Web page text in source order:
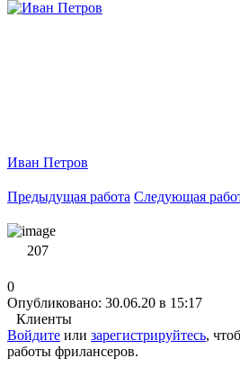
Иван Петров
Предыдущая работа Следующая
207
0
Опубликовано: 30.06.20 в 15:17
Клиенты
Войдите или зарегистрируйтесь,
работы фрилансеров.